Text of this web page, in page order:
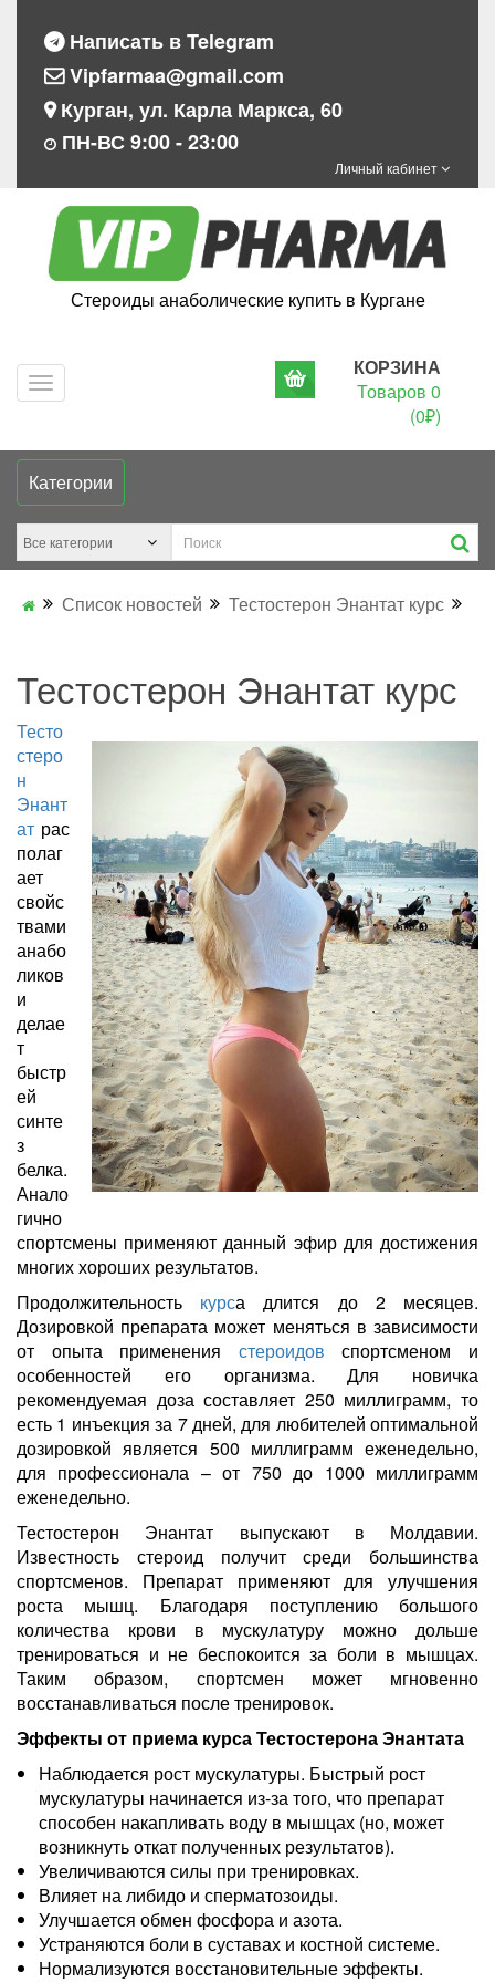
Написать в Telegram
Vipfarmaa@gmail.com
Курган, ул. Карла Маркса, 60
ПН-ВС 9:00 - 23:00
Личный кабинет
Стероиды анаболические купить в Кургане
КОРЗИНА
Товаров 0
(0₽)
Категории
Список новостей Тестостерон Энантат курс
Тестостерон Энантат курс
Тесто
стеро
н
Энант
ат рас
полаг
ает
свойс
твами
анабо
ликов
и
делае
т
быстр
ей
синте
з
белка.
Анало
гично
спортсмены применяют данный эфир для достижения
многих хороших результатов.
Продолжительность курса длится до 2 месяцев.
Дозировкой препарата может меняться в зависимости
от опыта применения стероидов спортсменом и
особенностей его организма. Для новичка
рекомендуемая доза составляет 250 миллиграмм, то
есть 1 инъекция за 7 дней, для любителей оптимальной
дозировкой является 500 миллиграмм еженедельно,
для профессионала – от 750 до 1000 миллиграмм
еженедельно.
Тестостерон Энантат выпускают в Молдавии.
Известность стероид получит среди большинства
спортсменов. Препарат применяют для улучшения
роста мышц. Благодаря поступлению большого
количества крови в мускулатуру можно дольше
тренироваться и не беспокоится за боли в мышцах.
Таким образом, спортсмен может мгновенно
восстанавливаться после тренировок.
Эффекты от приема курса Тестостерона Энантата
Наблюдается рост мускулатуры. Быстрый рост
мускулатуры начинается из-за того, что препарат
способен накапливать воду в мышцах (но, может
возникнуть откат полученных результатов).
Увеличиваются силы при тренировках.
Влияет на либидо и сперматозоиды.
Улучшается обмен фосфора и азота.
Устраняются боли в суставах и костной системе.
Нормализуются восстановительные эффекты.